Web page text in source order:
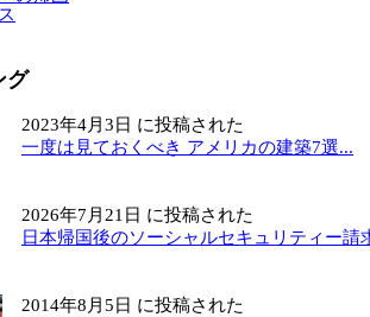
グ
2023年4月3日 に投稿された
一度は見ておくべき アメリカの建築7選...
2026年7月21日 に投稿された
日本帰国後のソーシャルセキュリティー
2014年8月5日 に投稿された